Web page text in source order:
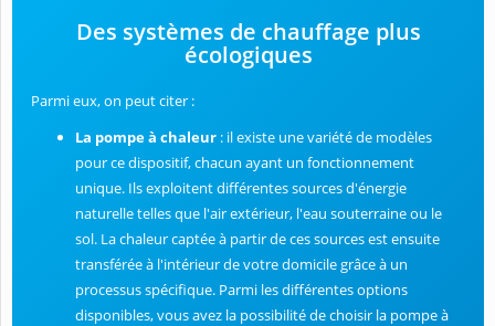
Des systèmes de chauffage plus
écologiques
Parmi eux, on peut citer :
La pompe à chaleur : il existe une variété de modèles
pour ce dispositif, chacun ayant un fonctionnement
unique. Ils exploitent différentes sources d'énergie
naturelle telles que l'air extérieur, l'eau souterraine ou le
sol. La chaleur captée à partir de ces sources est ensuite
transférée à l'intérieur de votre domicile grâce à un
processus spécifique. Parmi les différentes options
disponibles, vous avez la possibilité de choisir la pompe à